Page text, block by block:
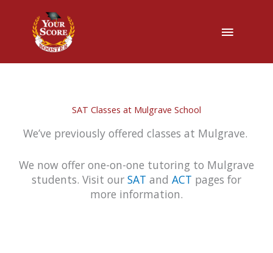
菜
单
SAT Classes at Mulgrave School
We’ve previously offered classes at Mulgrave.
We now offer one-on-one tutoring to Mulgrave
students. Visit our SAT and ACT pages for
more information.